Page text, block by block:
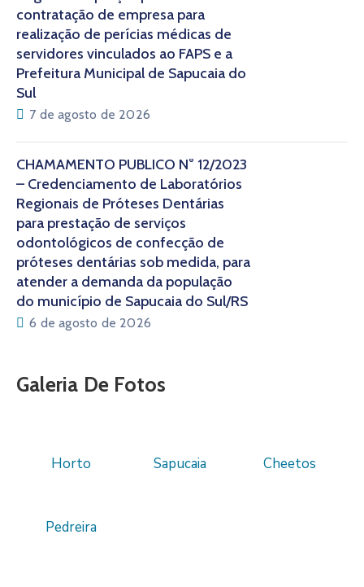
contratação de empresa para
realização de perícias médicas de
servidores vinculados ao FAPS e a
Prefeitura Municipal de Sapucaia do
Sul
7 de agosto de 2026
CHAMAMENTO PÚBLICO N° 12/2023
– Credenciamento de Laboratórios
Regionais de Próteses Dentárias
para prestação de serviços
odontológicos de confecção de
próteses dentárias sob medida, para
atender a demanda da população
do município de Sapucaia do Sul/RS
6 de agosto de 2026
Galeria De Fotos
Horto Sapucaia Cheetos
Pedreira